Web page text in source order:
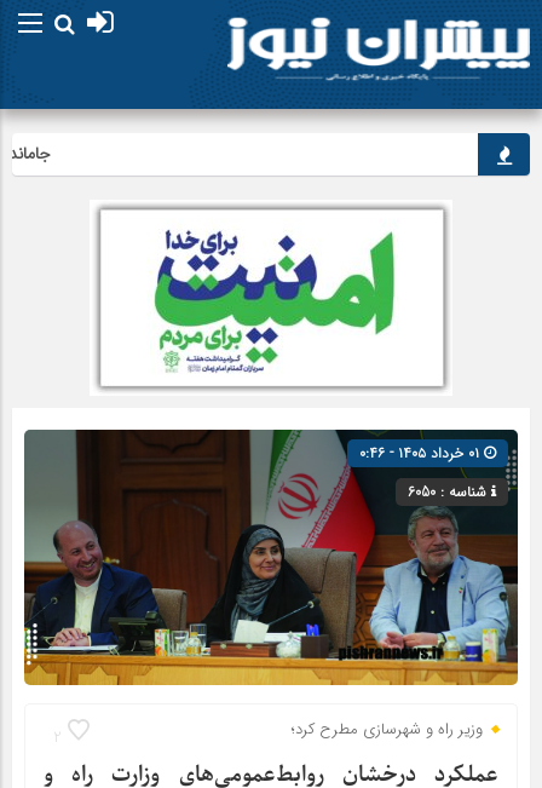
جاماندگان
شناسه : 6050
2 وزیر راه و شهرسازی مطرح کرد؛
عملکرد درخشان روابط‌عمومی‌های وزارت راه و